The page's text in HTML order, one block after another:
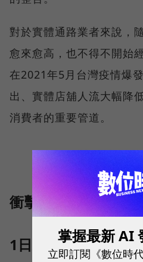
對於實體通路業者來說，
愈來愈高，也不得不開始
在2021年5月台灣疫情爆
出、實體店舖人流大幅降
消費者的重要管道。
衝擊3：電商
1日到貨變標配、強
掌握最新 AI
立即訂閱《數位時